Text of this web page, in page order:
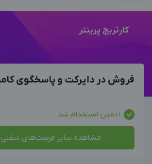
کارتریج پرینتر
فروش در دایرکت و پاسخگوی
ادمین استخدام شد
مشاهده سایر فرصت‌های شغلی